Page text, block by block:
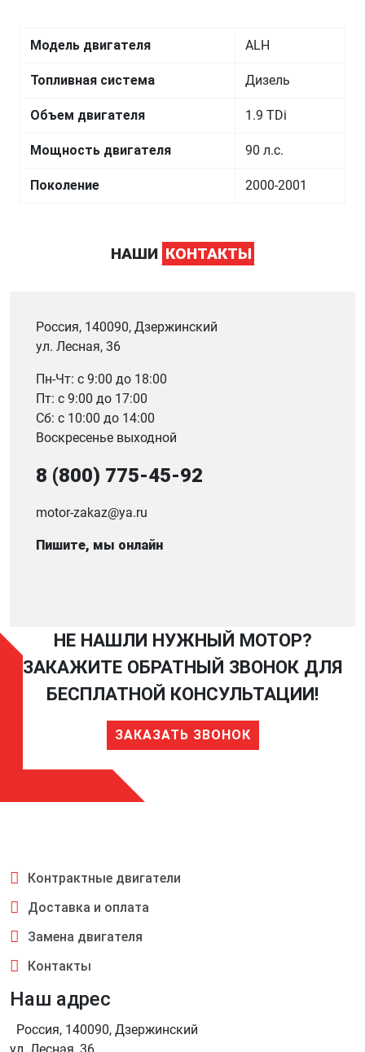
Модель двигателя ALH
Топливная система Дизель
Объем двигателя 1.9 TDi
Мощность двигателя 90 л.с.
Поколение 2000-2001
НАШИ КОНТАКТЫ
Россия, 140090, Дзержинский
ул. Лесная, 36
Пн-Чт: с 9:00 до 18:00
Пт: с 9:00 до 17:00
Сб: с 10:00 до 14:00
Воскресенье выходной
8 (800) 775-45-92
motor-zakaz@ya.ru
Пишите, мы онлайн
НЕ НАШЛИ НУЖНЫЙ МОТОР?
ЗАКАЖИТЕ ОБРАТНЫЙ ЗВОНОК ДЛЯ
БЕСПЛАТНОЙ КОНСУЛЬТАЦИИ!
ЗАКАЗАТЬ ЗВОНОК
Контрактные двигатели
Доставка и оплата
Замена двигателя
Контакты
Наш адрес
Россия, 140090, Дзержинский